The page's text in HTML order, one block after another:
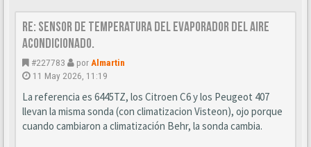
Re: Sensor de temperatura del evaporador del aire
acondicionado.
#227783 porAlmartin
11 May 2026, 11:19
La referencia es 6445TZ, los Citroen C6 y los Peugeot 407
llevan la misma sonda (con climatizacion Visteon), ojo porque
cuando cambiaron a climatización Behr, la sonda cambia.